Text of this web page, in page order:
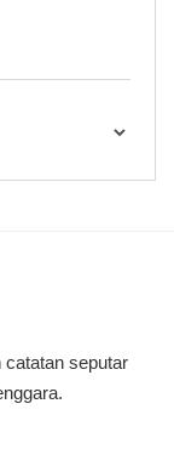
catatan seputar